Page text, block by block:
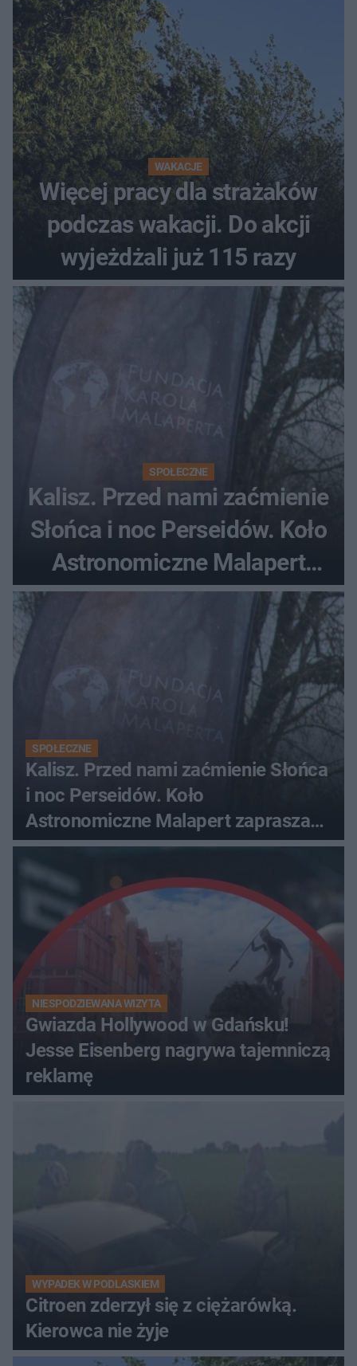
WAKACJE
Więcej pracy dla strażaków
podczas wakacji. Do akcji
wyjeżdżali już 115 razy
SPOŁECZNE
Kalisz. Przed nami zaćmienie
Słońca i noc Perseidów. Koło
Astronomiczne Malapert
zaprasza na wspólne
SPOŁECZNE
Kalisz. Przed nami zaćmienie Słońca
i noc Perseidów. Koło
Astronomiczne Malapert zaprasza
na wspólne obserwacje
NIESPODZIEWANA WIZYTA
Gwiazda Hollywood w Gdańsku!
Jesse Eisenberg nagrywa tajemniczą
reklamę
WYPADEK W PODLASKIEM
Citroen zderzył się z ciężarówką.
Kierowca nie żyje